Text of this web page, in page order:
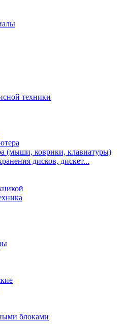
техники
(мыши, коврики, клавиатуры)
дисков, дискет...
блоками